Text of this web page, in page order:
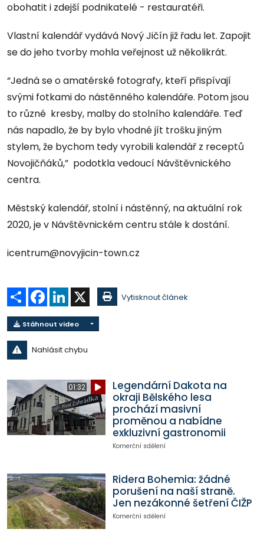
obohatit i zdejší podnikatelé - restauratéři.
Vlastní kalendář vydává Nový Jičín již řadu let. Zapojit
se do jeho tvorby mohla veřejnost už několikrát.
“Jedná se o amatérské fotografy, kteří přispívají
svými fotkami do nástěnného kalendáře. Potom jsou
to různé kresby, malby do stolního kalendáře. Teď
nás napadlo, že by bylo vhodné jít trošku jiným
stylem, že bychom tedy vyrobili kalendář z receptů
Novojičňáků,” podotkla vedoucí Návštěvnického
centra.
Městský kalendář, stolní i nástěnný, na aktuální rok
2020, je v Návštěvnickém centru stále k dostání.
icentrum@novyjicin-town.cz
Sdílet Facebook
LinkedIn Vytisknout článek
Stáhnout video
Nahlásit chybu
01:32
Legendární Dakota na
okraji Bělského lesa
prochází masivní
proměnou a nabídne
exkluzivní gastronomii
Komerční sdělení
Ridera Bohemia: žádné
porušení na naší straně.
Jen nezákonné šetření ČIŽP
Komerční sdělení